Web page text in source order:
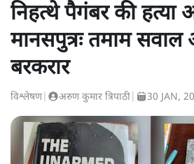
निहत्थे पैगंबर की
मानसपुत्रः तमाम
बरकरार
विश्लेषण| अरुण कुमार त्रिपाठी 30 JAN,